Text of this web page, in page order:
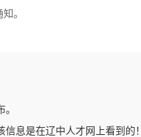
。
息是在辽中人才网上看到的！